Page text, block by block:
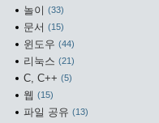
놀이 33
문서 15
윈도우 44
리눅스 21
C, C++ 5
웹 15
파일 공유 13